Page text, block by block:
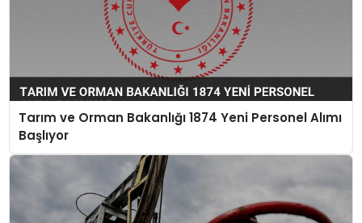
Tarım ve Orman Bakanlığı 1874 Yeni Personel Alımı
Başlıyor